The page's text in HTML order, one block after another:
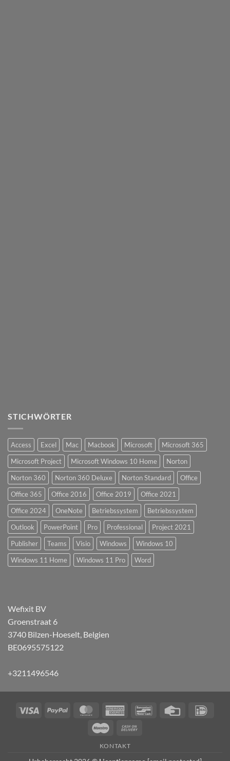
STICHWÖRTER
Access Excel Mac Macbook Microsoft
Microsoft 365
Microsoft Project
Microsoft Windows 10 Home
Norton
Norton 360
Norton 360 Deluxe Norton Standard
Office
Office 365
Office 2016 Office 2019
Office 2021
Office 2024
OneNote Betriebssystem
Betriebssystem
Outlook
PowerPoint Pro Professional
Project 2021
Publisher
Teams Visio Windows
Windows 10
Windows 11 Home
Windows 11 Pro Word
Wefixit BV
Groenstraat 6
3740 Bilzen-Hoeselt, Belgien
BE0695575122
+3211496546
Visa PayPal MasterCardAmerican
BancontactKreditkarte
Maestro
KONTAKT